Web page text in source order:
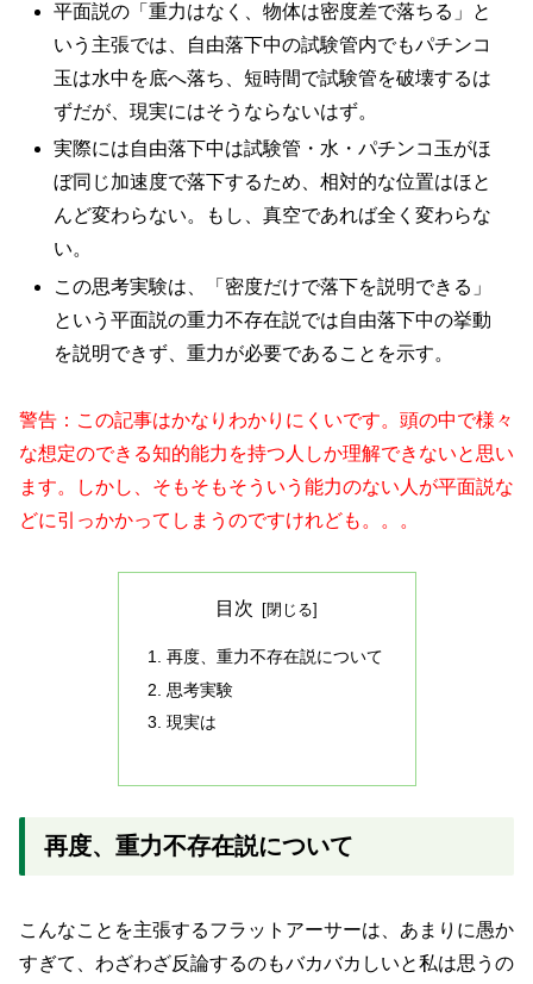
平面説の「重力はなく、物体は密度差で落ちる」と
いう主張では、自由落下中の試験管内でもパチンコ
玉は水中を底へ落ち、短時間で試験管を破壊するは
ずだが、現実にはそうならないはず。
実際には自由落下中は試験管・水・パチンコ玉がほ
ぼ同じ加速度で落下するため、相対的な位置はほと
んど変わらない。もし、真空であれば全く変わらな
い。
この思考実験は、「密度だけで落下を説明できる」
という平面説の重力不存在説では自由落下中の挙動
を説明できず、重力が必要であることを示す。
警告：この記事はかなりわかりにくいです。頭の中で様々
な想定のできる知的能力を持つ人しか理解できないと思い
ます。しかし、そもそもそういう能力のない人が平面説な
どに引っかかってしまうのですけれども。。。
目次
再度、重力不存在説について
思考実験
現実は
再度、重力不存在説について
こんなことを主張するフラットアーサーは、あまりに愚か
すぎて、わざわざ反論するのもバカバカしいと私は思うの